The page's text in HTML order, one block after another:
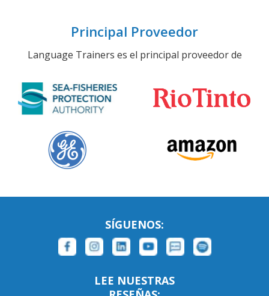
Principal Proveedor
Language Trainers es el principal proveedor de
SÍGUENOS:
LEE NUESTRAS